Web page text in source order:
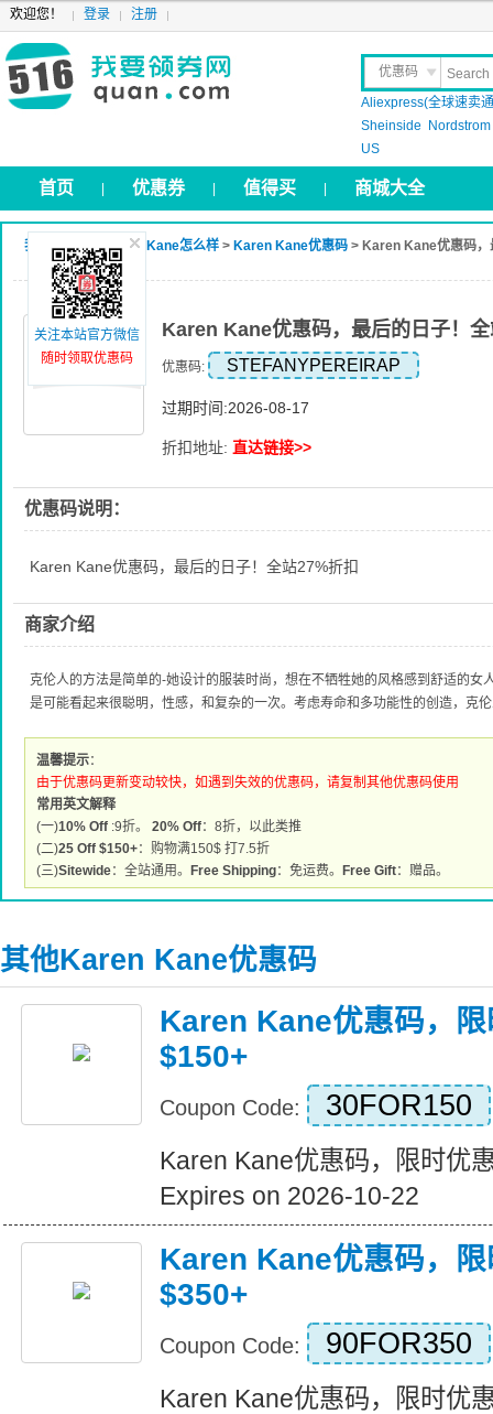
欢迎您！ 登录 注册
优惠码
晒 单
Aliexpress(全球速卖
Sheinside
US
首页 优惠券 值得买 商城大全
我要领券网 >Karen Kane怎么样 > Karen Kane优惠码 > Karen Kane优惠码
Karen Kane优惠码，最后的日子！
优惠码: STEFANYPEREIRAP
过期时间:2026-08-17
折扣地址: 直达链接>>
优惠码说明：
Karen Kane优惠码，最后的日子！全站27%折扣
商家介绍
克伦人的方法是简单的-她设计的服装时尚，想在不牺牲她的风格感到舒适的女
是可能看起来很聪明，性感，和复杂的一次。考虑寿命和多功能性的创造，克
温馨提示：
由于优惠码更新变动较快，如遇到失效的优惠码，请复制其他优惠码使用
常用英文解释
(一)10% Off :9折。 20% Off：8折，以此类推
(二)25 Off $150+：购物满150$ 打7.5折
(三)Sitewide：全站通用。 Free Shipping：免运费。 Free Gift：赠品。
其他Karen Kane优惠码
Karen Kane优惠码，
$150+
Coupon Code: 30FOR150
Karen Kane优惠码，限时优
Expires on 2026-10-22
Karen Kane优惠码，
$350+
Coupon Code: 90FOR350
Karen Kane优惠码，限时优
关注本站官方微信
随时领取优惠码